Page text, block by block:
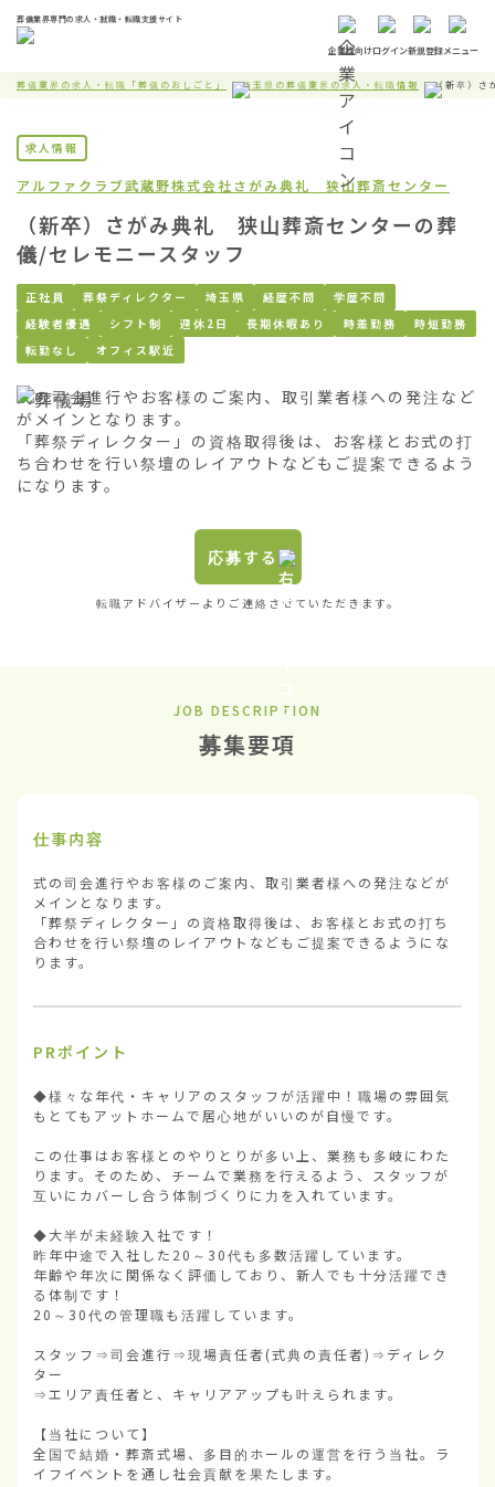
葬儀業界専門の求人・就職・転職支援サイト
企業様向けログイン新規登録メニュー
葬儀業界の求人・転職「葬儀のおしごと」 埼玉県の葬儀業界の求人・転職情報 （新卒）さ
求人情報
アルファクラブ武蔵野株式会社さがみ典礼 狭山葬斎センター
（新卒）さがみ典礼 狭山葬斎センターの葬
儀/セレモニースタッフ
正社員 葬祭ディレクター 埼玉県 経歴不問
学歴不問
経験者優遇
シフト制 週休2日 長期休暇あり 時差勤務
時短勤務
転勤なし
オフィス駅近
式の司会進行やお客様のご案内、取引業者様への発注など
がメインとなります。
「葬祭ディレクター」の資格取得後は、お客様とお式の打
ち合わせを行い祭壇のレイアウトなどもご提案できるよう
になります。
応募する
転職アドバイザーよりご連絡させていただきます。
JOB DESCRIPTION
募集要項
仕事内容
式の司会進行やお客様のご案内、取引業者様への発注などが
メインとなります。
「葬祭ディレクター」の資格取得後は、お客様とお式の打ち
合わせを行い祭壇のレイアウトなどもご提案できるようにな
ります。
PRポイント
◆様々な年代・キャリアのスタッフが活躍中！職場の雰囲気
もとてもアットホームで居心地がいいのが自慢です。
この仕事はお客様とのやりとりが多い上、業務も多岐にわた
ります。そのため、チームで業務を行えるよう、スタッフが
互いにカバーし合う体制づくりに力を入れています。
◆大半が未経験入社です！
昨年中途で入社した20～30代も多数活躍しています。
年齢や年次に関係なく評価しており、新人でも十分活躍でき
る体制です！
20～30代の管理職も活躍しています。
スタッフ⇒司会進行⇒現場責任者(式典の責任者)⇒ディレク
ター
⇒エリア責任者と、キャリアアップも叶えられます。
【当社について】
全国で結婚・葬斎式場、多目的ホールの運営を行う当社。ラ
イフイベントを通し社会貢献を果たします。